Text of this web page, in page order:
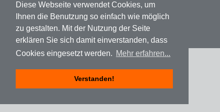
Diese Webseite verwendet Cookies, um
Ihnen die Benutzung so einfach wie möglich
zu gestalten. Mit der Nutzung der Seite
erklären Sie sich damit einverstanden, dass
Cookies eingesetzt werden. Mehr erfahren...
Verstanden!
Impressum